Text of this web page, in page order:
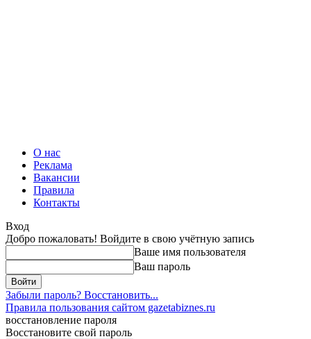
О нас
Реклама
Вакансии
Правила
Контакты
Вход
Добро пожаловать! Войдите в свою учётную запись
Ваше имя пользователя
Ваш пароль
Забыли пароль? Восстановить...
Правила пользования сайтом gazetabiznes.ru
восстановление пароля
Восстановите свой пароль